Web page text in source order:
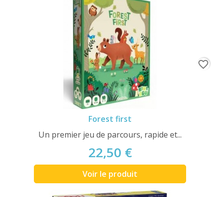
Forest first
Un premier jeu de parcours, rapide et...
22,50 €
Voir le produit
favorite_border